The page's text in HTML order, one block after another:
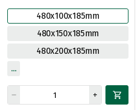
480x100x185mm
480x150x185mm
480x200x185mm